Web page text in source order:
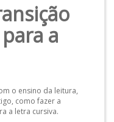
a
o ensino da leitura,
como fazer a
a letra cursiva.